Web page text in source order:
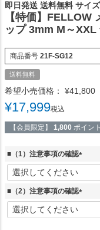
即日発送 送料無料 サイ
【特価】FELLOW
ップ 3mm M～XXL
商品番号 21F-SG12
送料無料
希望小売価格： ¥41,800
¥17,999税込
【会員限定】 1,800 ポイン
■（1）注意事項の確認
(
須
■（2）注意事項の確認
(